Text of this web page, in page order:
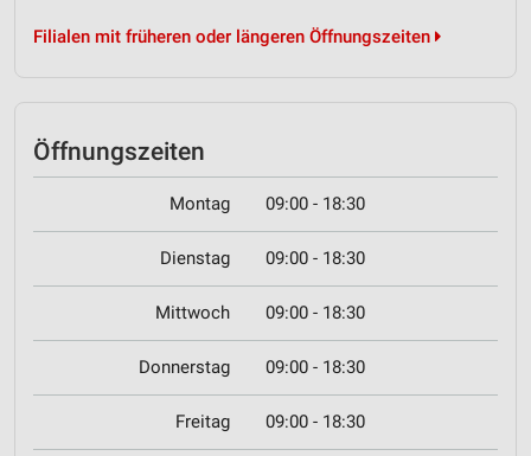
Filialen mit früheren oder längeren Öffnungszeiten
Öffnungszeiten
Montag 09:00 - 18:30
Dienstag 09:00 - 18:30
Mittwoch 09:00 - 18:30
Donnerstag 09:00 - 18:30
Freitag 09:00 - 18:30